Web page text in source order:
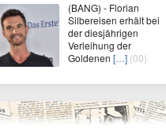
(BANG) - Florian
Silbereisen erhält bei
der diesjährigen
Verleihung der
Goldenen […] (00)